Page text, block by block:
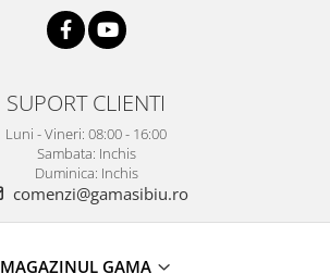
SUPORT CLIENTI
Luni - Vineri: 08:00 - 16:00
Sambata: Inchis
Duminica: Inchis
comenzi@gamasibiu.ro
MAGAZINUL GAMA